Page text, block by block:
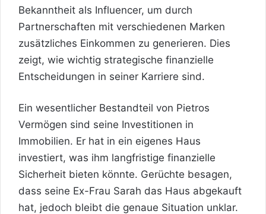
Bekanntheit als Influencer, um durch
Partnerschaften mit verschiedenen Marken
zusätzliches Einkommen zu generieren. Dies
zeigt, wie wichtig strategische finanzielle
Entscheidungen in seiner Karriere sind.
Ein wesentlicher Bestandteil von Pietros
Vermögen sind seine Investitionen in
Immobilien. Er hat in ein eigenes Haus
investiert, was ihm langfristige finanzielle
Sicherheit bieten könnte. Gerüchte besagen,
dass seine Ex-Frau Sarah das Haus abgekauft
hat, jedoch bleibt die genaue Situation unklar.